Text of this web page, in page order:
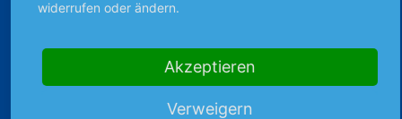
widerrufen oder ändern.
Akzeptieren
Verweigern